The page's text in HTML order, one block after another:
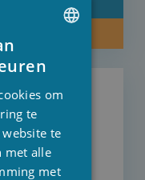
ENGLISH
om
te
te
met alle
met